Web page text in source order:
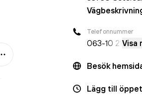
Mer
Telefonnummer
063-10 21Visa
Besök
Lägg till